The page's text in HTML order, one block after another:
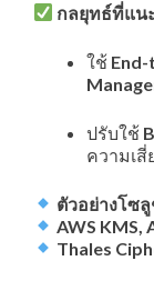
กลยุทธ์ที่แน
ใช้ End-
ปรับใช้
ความเสี่
ตัวอย่างโซ
AWS KMS,
Thales